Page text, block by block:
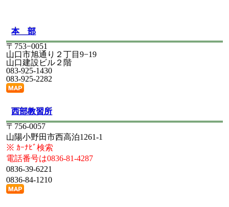
詳細は添付参照願います。
2026/06/29
を改正する法律の一部の施行に伴う関係政令の整理等
に関する政令等の施行について
添付参照
2026/06/10
策の強化について
山口労働局長から要請がありましたので日ごろの安全
衛生活動の徹底をお願いします。
詳しくはタイトルをクリックしてください。
2026/06/02
詳細はリーフレットを参照ください。
2026/05/27
を改正する法律等（機械の労働災害防止関係）の施行
について
本 部
〒753−0051
山口市旭通り２丁目9−19
山口建設ビル２階
083-925-1430
083-925-2282
西部教習所
〒756-0057
山陽小野田市西高泊1261-1
※ ｶｰﾅﾋﾞ検索
電話番号は0836-81-4287
0836-39-6221
0836-84-1210